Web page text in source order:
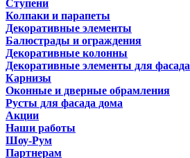
Ступени
Колпаки и парапеты
Декоративные элементы
Балюстрады и ограждения
Декоративные колонны
Декоративные элементы для фасада
Карнизы
Оконные и дверные обрамления
Русты для фасада дома
Акции
Наши работы
Шоу-Рум
Партнерам